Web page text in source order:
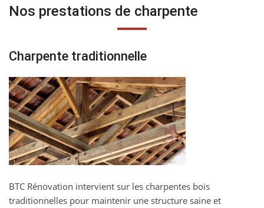
Nos prestations de charpente
Charpente traditionnelle
BTC Rénovation intervient sur les charpentes bois
traditionnelles pour maintenir une structure saine et